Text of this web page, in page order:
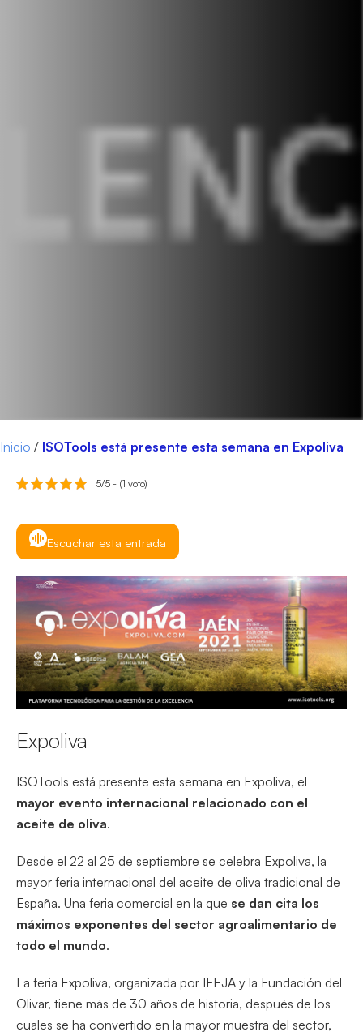
Inicio / ISOTools está presente esta semana en Expoliva
5/5 - (1 voto)
Escuchar esta entrada
Expoliva
ISOTools está presente esta semana en Expoliva, el
mayor evento internacional relacionado con el
aceite de oliva.
Desde el 22 al 25 de septiembre se celebra Expoliva, la
mayor feria internacional del aceite de oliva tradicional de
España. Una feria comercial en la que se dan cita los
máximos exponentes del sector agroalimentario de
todo el mundo.
La feria Expoliva, organizada por IFEJA y la Fundación del
Olivar, tiene más de 30 años de historia, después de los
cuales se ha convertido en la mayor muestra del sector,